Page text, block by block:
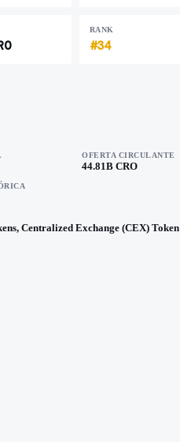
RANK
#34
OFERTA CIRCULANTE
44.81B CRO
Centralized Exchange (CEX) Token